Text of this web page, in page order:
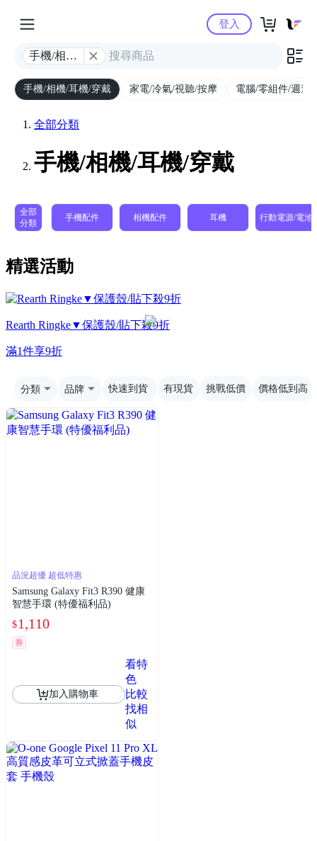
Yahoo購物中心
手機/相機/
登入
手機/相機/耳機/穿戴 家電/冷氣/視聽/按摩 電腦/零組件/週邊/
全部分類
手機/相機/耳機/穿戴
全部
分類
手機配件 相機配件 耳機 行動電源/電池
精選活動
Rearth Ringke▼保護殼/貼下殺9折
滿1件享9折
分類 品牌 快速到貨 有現貨 挑戰低價 價格低到高
品況超優 超低特惠
Samsung Galaxy Fit3 R390 健康
智慧手環 (特優福利品)
$1,110
券
加入購物車
看特
色
比較
找相
似